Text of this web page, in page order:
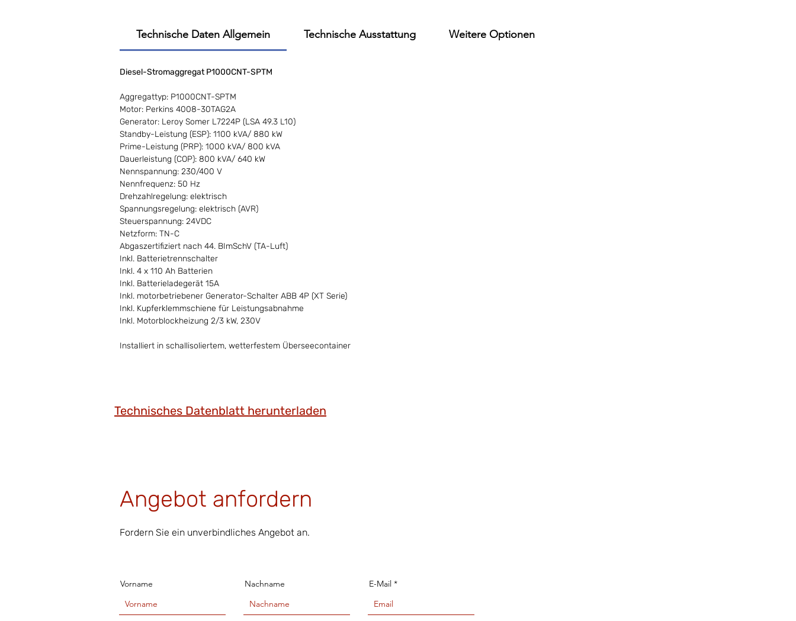
Technische Daten Allgemein Technische Ausstattung Weitere Optionen
Diesel-Stromaggregat P1000CNT-SPTM
Aggregattyp: P1000CNT-SPTM
Motor: Perkins 4008-30TAG2A
Generator: Leroy Somer L7224P (LSA 49.3 L10)
Standby-Leistung (ESP): 1100 kVA/ 880 kW
Prime-Leistung (PRP): 1000 kVA/ 800 kVA
Dauerleistung (COP): 800 kVA/ 640 kW
Nennspannung: 230/400 V
Nennfrequenz: 50 Hz
Drehzahlregelung: elektrisch
Spannungsregelung: elektrisch (AVR)
Steuerspannung: 24VDC
Netzform: TN-C
Abgaszertifiziert nach 44. BImSchV (TA-Luft)
Inkl. Batterietrennschalter
Inkl. 4 x 110 Ah Batterien
Inkl. Batterieladegerät 15A
Inkl. motorbetriebener Generator-Schalter ABB 4P (XT Serie)
Inkl. Kupferklemmschiene für Leistungsabnahme
Inkl. Motorblockheizung 2/3 kW, 230V
Installiert in schallisoliertem, wetterfestem Überseecontainer
Technisches Datenblatt herunterladen
Angebot anfordern
Fordern Sie ein unverbindliches Angebot an.
Vorname Nachname E-Mail